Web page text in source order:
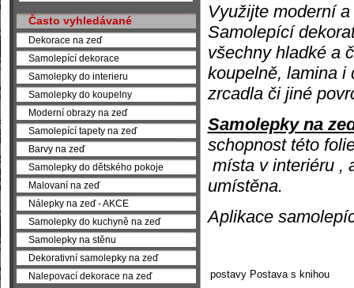
Využijte moderní
Samolepící
všechny hladké a
koupelně, lamina i
zrcadla či jiné
Samolepky na
schopnost této
místa v interiéru ,
umístěna.
Aplikace
postavy Postava s knihou
Často vyhledávané
Dekorace na zeď
Samolepící dekorace
Samolepky do interieru
Samolepky do koupelny
Moderní obrazy na zeď
Samolepící tapety na zeď
Barvy na zeď
Samolepky do dětského pokoje
Malovaní na zeď
Nálepky na zeď - AKCE
Samolepky do kuchyně na zeď
Samolepky na stěnu
Dekorativní samolepky na zeď
Nalepovací dekorace na zeď